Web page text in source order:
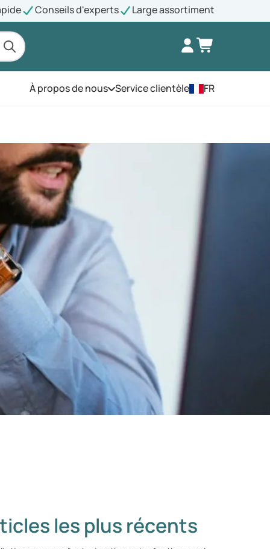
Conseils d'experts Large assortiment
À propos de nousOuvrez le menu
Service clientèle FR
les plus récents